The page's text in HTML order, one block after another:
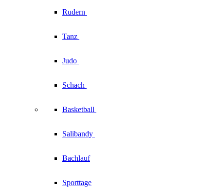
Rudern
Tanz
Judo
Schach
Basketball
Salibandy
Bachlauf
Sporttage